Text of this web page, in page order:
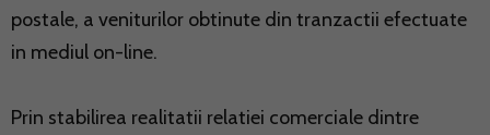
postale, a veniturilor obtinute din tranzactii efectuate
in mediul on-line.
Prin stabilirea realitatii relatiei comerciale dintre